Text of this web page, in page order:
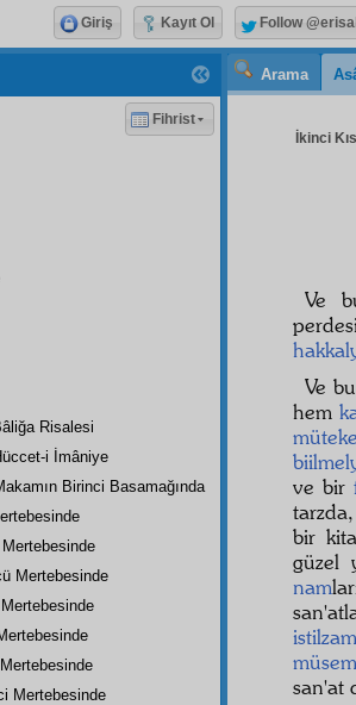
Arama
İkinci
Ve
Ve
hem
ve bir
bir
güzel
nam
istilzam
san'at
Fihrist
Risalesi
i İmâniye
Birinci Basamağında
Mertebesinde
Mertebesinde
Giriş Kayıt Ol Follow